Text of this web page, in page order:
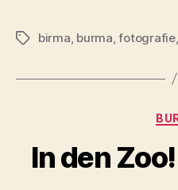
Schlagwörter
birma burma ,fotografie,
In den